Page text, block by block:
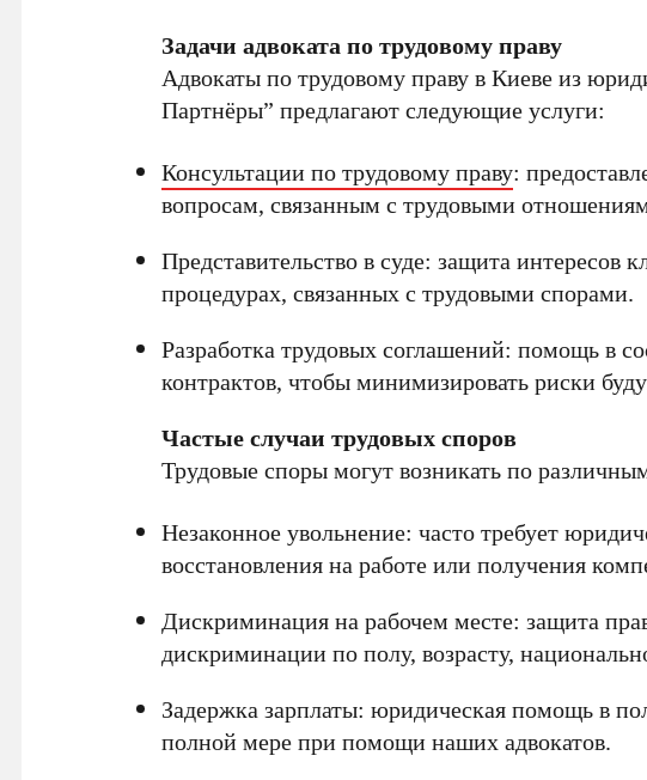
Задачи адвоката по трудовому праву
Адвокаты по трудовому праву в Киеве из
Партнёры” предлагают следующие услуги:
Консультации по трудовому праву:
вопросам, связанным с трудовыми
Представительство в суде: защита интересов
процедурах, связанных с трудовыми спорами.
Разработка трудовых соглашений: помощь в
контрактов, чтобы минимизировать риски
Частые случаи трудовых споров
Трудовые споры могут возникать по
Незаконное увольнение: часто требует
восстановления на работе или получения
Дискриминация на рабочем месте: защита
дискриминации по полу, возрасту,
Задержка зарплаты: юридическая помощь в
полной мере при помощи наших адвокатов.